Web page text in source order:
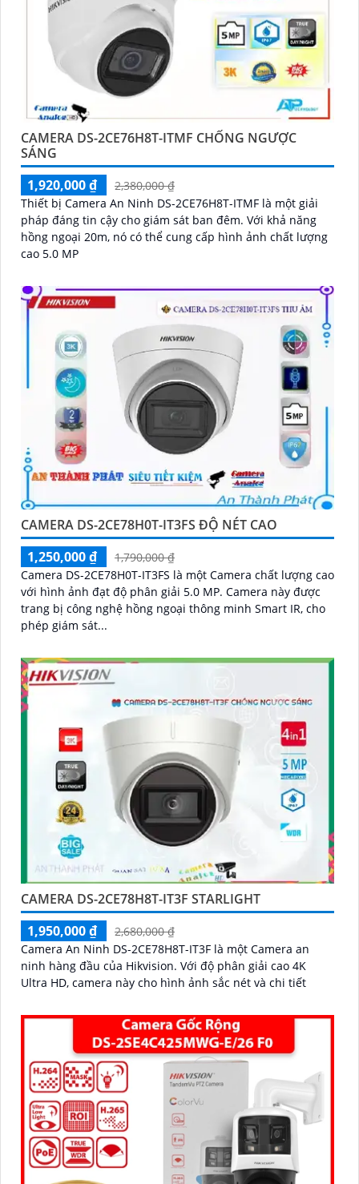
CAMERA DS-2CE76H8T-ITMF CHỐNG NGƯỢC
SÁNG
1,920,000 ₫
2,380,000 ₫
Thiết bị Camera An Ninh DS-2CE76H8T-ITMF là một giải
pháp đáng tin cậy cho giám sát ban đêm. Với khả năng
hồng ngoại 20m, nó có thể cung cấp hình ảnh chất lượng
cao 5.0 MP
CAMERA DS-2CE78H0T-IT3FS ĐỘ NÉT CAO
1,250,000 ₫
1,790,000 ₫
Camera DS-2CE78H0T-IT3FS là một Camera chất lượng cao
với hình ảnh đạt độ phân giải 5.0 MP. Camera này được
trang bị công nghệ hồng ngoại thông minh Smart IR, cho
phép giám sát...
CAMERA DS-2CE78H8T-IT3F STARLIGHT
1,950,000 ₫
2,680,000 ₫
Camera An Ninh DS-2CE78H8T-IT3F là một Camera an
ninh hàng đầu của Hikvision. Với độ phân giải cao 4K
Ultra HD, camera này cho hình ảnh sắc nét và chi tiết